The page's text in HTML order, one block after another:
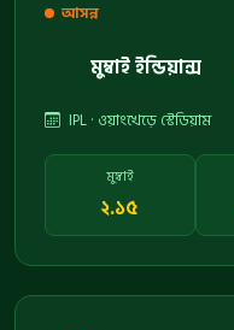
আসন্ন
মুম্বাই ইন্ডিয়ান্স
IPL · ওয়াংখেড়ে স্টেডিয়াম
মুম্বাই
২.১৫